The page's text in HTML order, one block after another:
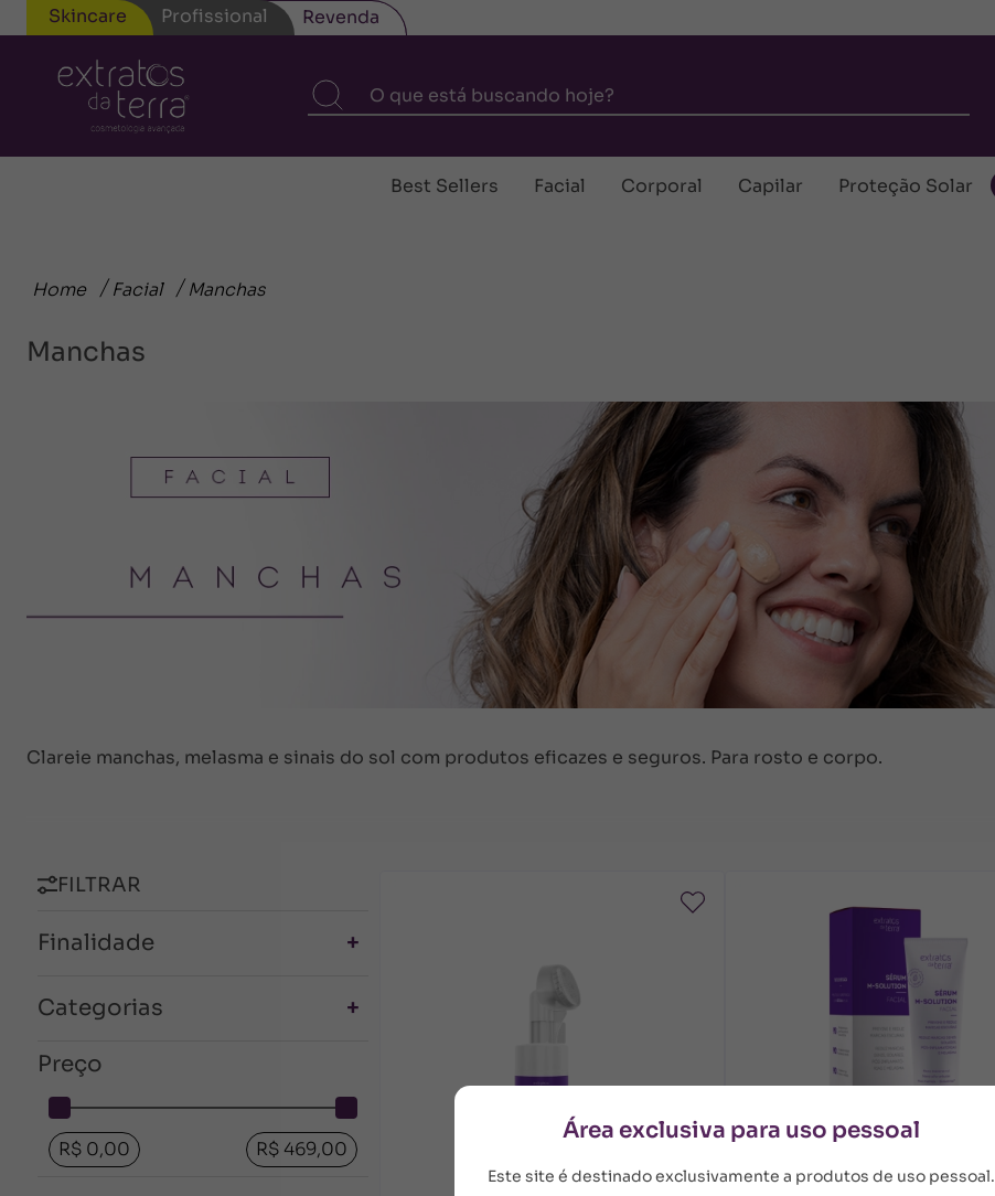
Skincare Profissional Revenda
Best Sellers Facial Corporal Capilar Proteção Solar
Home Facial Manchas
Manchas
Clareie manchas, melasma e sinais do sol com produtos eficazes e seguros. Para rosto e corpo.
FILTRAR
Finalidade
Manchas
Categorias
Hidratação
Preço
R$ 0,00 R$ 469,00
Área exclusiva para uso pessoal
Este site é destinado exclusivamente a produtos de uso pessoal.